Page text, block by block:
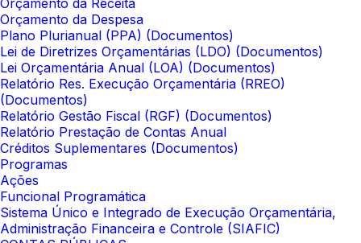
Orçamento da Receita
Orçamento da Despesa
Plano Plurianual (PPA) (Documentos)
Lei de Diretrizes Orçamentárias (LDO) (Documentos)
Lei Orçamentária Anual (LOA) (Documentos)
Relatório Res. Execução Orçamentária (RREO)
(Documentos)
Relatório Gestão Fiscal (RGF) (Documentos)
Relatório Prestação de Contas Anual
Créditos Suplementares (Documentos)
Programas
Ações
Funcional Programática
Sistema Único e Integrado de Execução Orçamentária,
Administração Financeira e Controle (SIAFIC)